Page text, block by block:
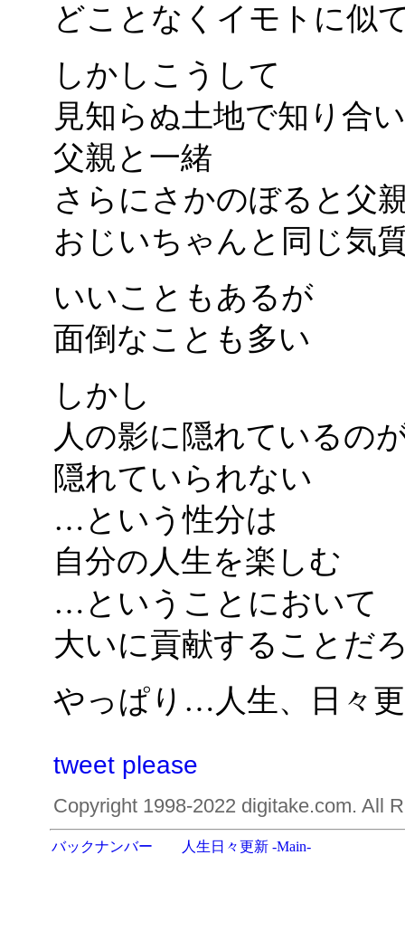
どことなくイモトに似
しかしこうして
見知らぬ土地で知り合
父親と一緒
さらにさかのぼると父
おじいちゃんと同じ気
いいこともあるが
面倒なことも多い
しかし
人の影に隠れているの
隠れていられない
…という性分は
自分の人生を楽しむ
…ということにおいて
大いに貢献することだ
やっぱり…人生、日々
tweet please
Copyright 1998-2022 digitake.com. All
バックナンバー 人生日々更新 -Main-